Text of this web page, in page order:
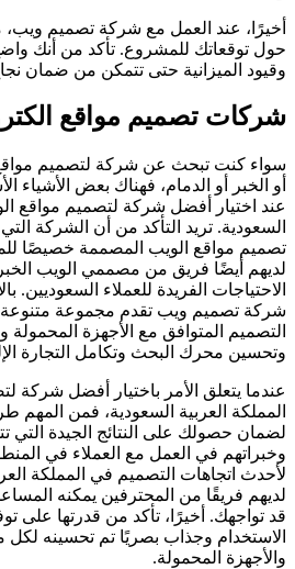
أخيرًا، عند العمل مع شركة تصميم
حول توقعاتك للمشروع. تأكد من أنك واضح
وقيود الميزانية حتى تتمكن من ضمان
شركات تصميم مواقع
سواء كنت تبحث عن شركة لتصميم
أو الخبر أو الدمام، فهناك بعض الأشياء
عند اختيار أفضل شركة لتصميم مواقع
السعودية. تريد التأكد من أن الشركة
تصميم مواقع الويب المصممة خصيصًا
لديهم أيضًا فريق من مصممي الويب
الاحتياجات الفريدة للعملاء
شركة تصميم ويب تقدم مجموعة
التصميم المتوافق مع الأجهزة المحمولة
وتحسين محرك البحث وتكامل التجارة
عندما يتعلق الأمر باختيار أفضل شركة
المملكة العربية السعودية، فمن المهم
لضمان حصولك على النتائج الجيدة
وخبراتهم في العمل مع العملاء في
لأحدث اتجاهات التصميم في المملكة
لديهم فريقًا من المحترفين يمكنه
قد تواجهك. أخيرًا، تأكد من قدرتها على
الاستخدام وجذاب بصريًا تم تحسينه
والأجهزة المحمولة.